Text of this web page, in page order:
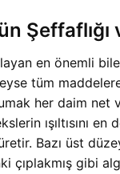
en önemli
tüm
her daim net
ışıltısını
Bazı üst
çıplakmış